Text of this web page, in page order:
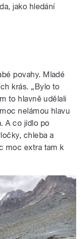
jako hledání
povahy. Mladé
krás. „Bylo to
to hlavně udělali
nelámou hlavu
A co jídlo po
chleba a
moc extra tam k